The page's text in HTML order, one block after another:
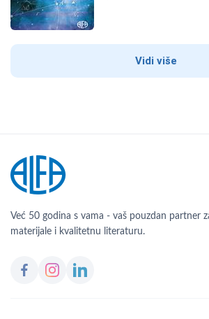
Vidi više
Već 50 godina s vama - vaš pouzdan partner
materijale i kvalitetnu literaturu.